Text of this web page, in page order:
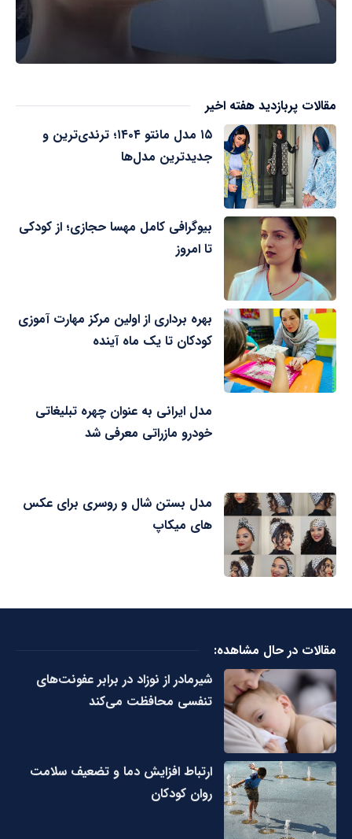
مقالات پربازدید هفته اخیر
۱۵ مدل مانتو ۱۴۰۴؛ ترندی‌ترین و
جدیدترین مدل‌ها
بیوگرافی کامل مهسا حجازی؛ از کودکی
تا امروز
بهره برداری از اولین مرکز مهارت آموزی
کودکان تا یک ماه آینده
مدل ایرانی به عنوان چهره تبلیغاتی
خودرو مازراتی معرفی شد
مدل بستن شال و روسری برای عکس
های میکاپ
مقالات در حال مشاهده:
شیرمادر از نوزاد در برابر عفونت‌های
تنفسی محافظت می‌کند
ارتباط افزایش دما و تضعیف سلامت
روان کودکان